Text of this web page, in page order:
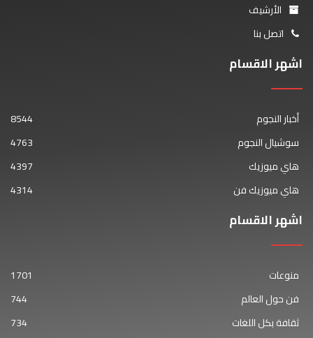
الأرشيف
اتصل بنا
اشهر الاقسام
أخبار النجوم
8544
سوشيال النجوم
4763
هاي ميوزيك
4397
هاي ميوزيك فن
4314
اشهر الاقسام
منوعات
1701
فن حول العالم
744
ثقافة بكل اللغات
734